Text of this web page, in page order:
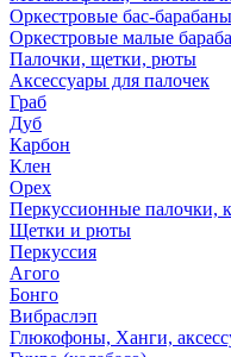
Оркестровые бас-барабаны
Оркестровые малые
Палочки, щетки, рюты
Аксессуары для палочек
Граб
Дуб
Карбон
Клен
Орех
Перкуссионные палочки,
Щетки и рюты
Перкуссия
Агого
Бонго
Вибраслэп
Глюкофоны, Ханги,